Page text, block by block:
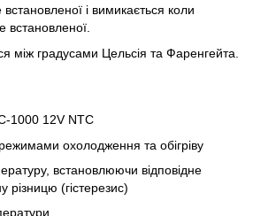
і вимикається коли
встановленої.
між градусами Цельсія та Фаренгейта.
1000 12V NTC
охолодження та обігріву
встановлюючи відповідне
різницю (гістерезис)